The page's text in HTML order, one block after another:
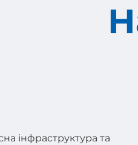
інфраструктура та